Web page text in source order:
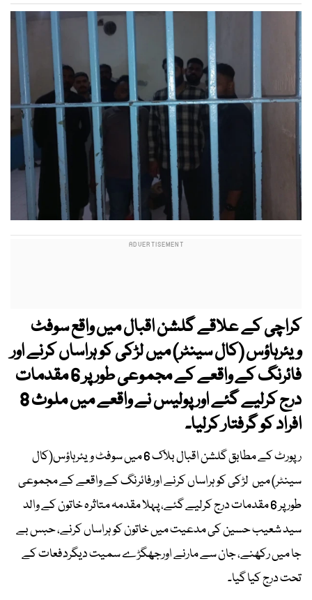
کراچی کے علاقے گلشن اقبال میں واقع سوفٹ
ویئرہاؤس (کال سینٹر) میں لڑکی کو ہراساں کرنے اور
فائرنگ کے واقعے کے مجموعی طور پر 6 مقدمات
درج کرلیے گئے اور پولیس نے واقعے میں ملوث 8
افراد کو گرفتار کرلیا۔
رپورٹ کے مطابق گلشن اقبال بلاک 6 میں سوفٹ ویئرہاؤس(کال
سینٹر) میں لڑکی کو ہراساں کرنے اورفائرنگ کے واقعے کے مجموعی
طور پر 6 مقدمات درج کرلیے گئے، پہلا مقدمہ متاثرہ خاتون کے والد
سید شعیب حسین کی مدعیت میں خاتون کو ہراساں کرنے، حبس بے
جا میں رکھنے، جان سے مارنے اورجھگڑے سمیت دیگردفعات کے
تحت درج کیا گیا۔